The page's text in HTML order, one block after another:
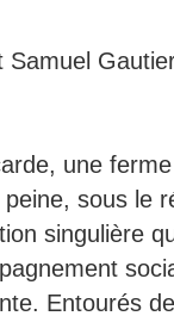
Samuel
une
sous le
singulière
Entourés